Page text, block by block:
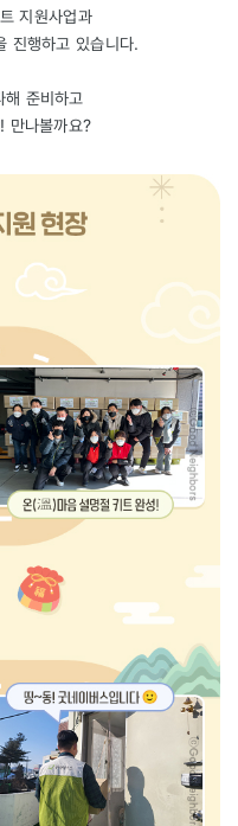
지원사업과
진행하고 있습니다.
해 준비하고
만나볼까요?